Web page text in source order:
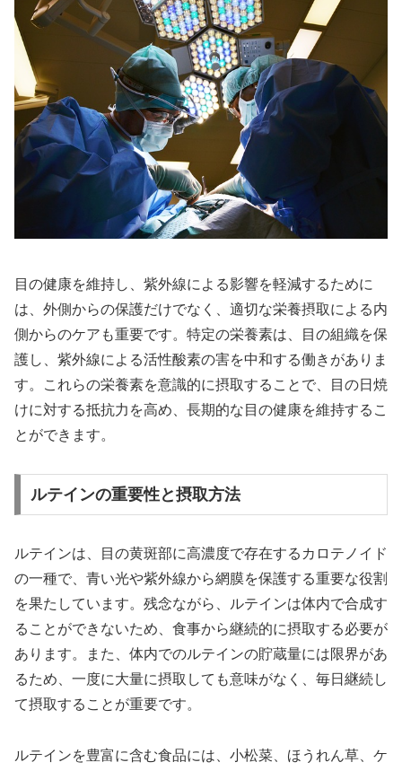
目の健康を維持し、紫外線による影響を軽減するために
は、外側からの保護だけでなく、適切な栄養摂取による内
側からのケアも重要です。特定の栄養素は、目の組織を保
護し、紫外線による活性酸素の害を中和する働きがありま
す。これらの栄養素を意識的に摂取することで、目の日焼
けに対する抵抗力を高め、長期的な目の健康を維持するこ
とができます。
ルテインの重要性と摂取方法
ルテインは、目の黄斑部に高濃度で存在するカロテノイド
の一種で、青い光や紫外線から網膜を保護する重要な役割
を果たしています。残念ながら、ルテインは体内で合成す
ることができないため、食事から継続的に摂取する必要が
あります。また、体内でのルテインの貯蔵量には限界があ
るため、一度に大量に摂取しても意味がなく、毎日継続し
て摂取することが重要です。
ルテインを豊富に含む食品には、小松菜、ほうれん草、ケ